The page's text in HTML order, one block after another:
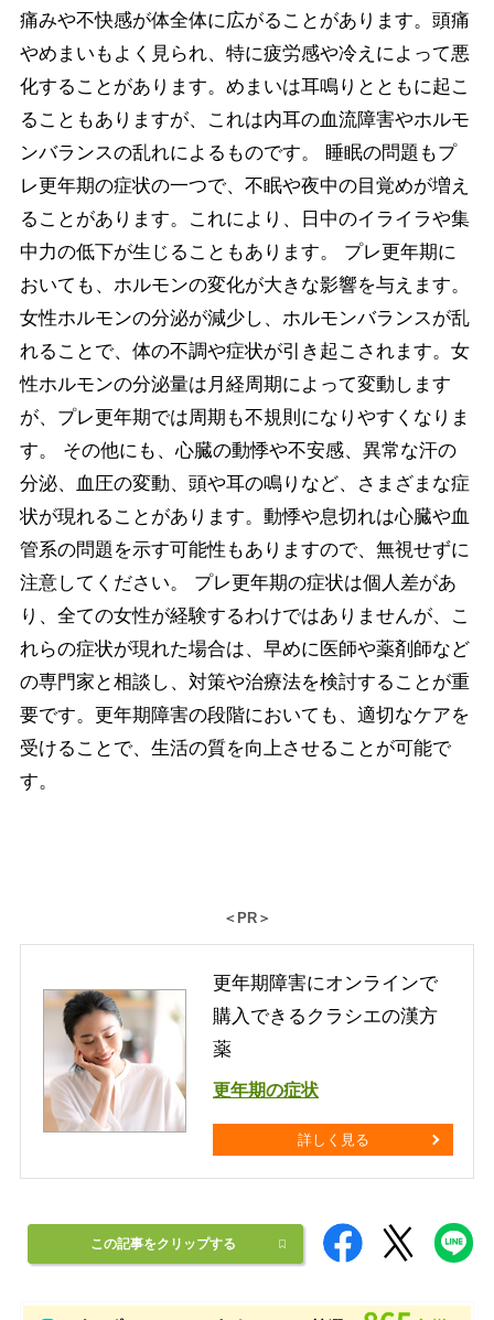
痛みや不快感が体全体に広がることがあります。頭痛
やめまいもよく見られ、特に疲労感や冷えによって悪
化することがあります。めまいは耳鳴りとともに起こ
ることもありますが、これは内耳の血流障害やホルモ
ンバランスの乱れによるものです。 睡眠の問題もプ
レ更年期の症状の一つで、不眠や夜中の目覚めが増え
ることがあります。これにより、日中のイライラや集
中力の低下が生じることもあります。 プレ更年期に
おいても、ホルモンの変化が大きな影響を与えます。
女性ホルモンの分泌が減少し、ホルモンバランスが乱
れることで、体の不調や症状が引き起こされます。女
性ホルモンの分泌量は月経周期によって変動します
が、プレ更年期では周期も不規則になりやすくなりま
す。 その他にも、心臓の動悸や不安感、異常な汗の
分泌、血圧の変動、頭や耳の鳴りなど、さまざまな症
状が現れることがあります。動悸や息切れは心臓や血
管系の問題を示す可能性もありますので、無視せずに
注意してください。 プレ更年期の症状は個人差があ
り、全ての女性が経験するわけではありませんが、こ
れらの症状が現れた場合は、早めに医師や薬剤師など
の専門家と相談し、対策や治療法を検討することが重
要です。更年期障害の段階においても、適切なケアを
受けることで、生活の質を向上させることが可能で
す。
＜PR＞
更年期障害にオンラインで
購入できるクラシエの漢方
薬
更年期の症状
詳しく見る
この記事をクリップする